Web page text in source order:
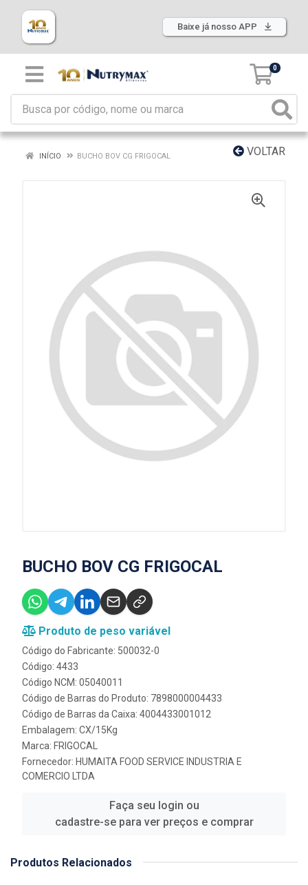
Baixe já nosso APP
0
VOLTAR
INÍCIO BUCHO BOV CG FRIGOCAL
BUCHO BOV CG FRIGOCAL
Produto de peso variável
Código do Fabricante: 500032-0
Código: 4433
Código NCM: 05040011
Código de Barras do Produto: 7898000004433
Código de Barras da Caixa: 4004433001012
Embalagem: CX/15Kg
Marca: FRIGOCAL
Fornecedor: HUMAITA FOOD SERVICE INDUSTRIA E
COMERCIO LTDA
Faça seu login ou
cadastre-se para ver preços e comprar
Produtos Relacionados